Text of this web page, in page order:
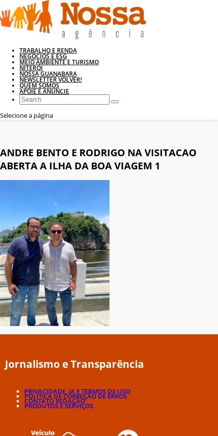
TRABALHO E RENDA
NEGÓCIOS E ESG
MEIO AMBIENTE E TURISMO
NITERÓI
NOSSA GUANABARA
NEWSLETTER VOLVER!
QUEM SOMOS
APOIE E ANUNCIE
Selecione a página
ANDRE BENTO E RODRIGO NA VISITACAO
ABERTA A ILHA DA BOA VIAGEM 1
Jornalismo e Transparência
PRIVACIDADE, IA E TERMOS DE USO
POLÍTICA DE CORREÇÃO DE ERROS
CONTATO REDAÇÃO
PRODUTOS E SERVIÇOS